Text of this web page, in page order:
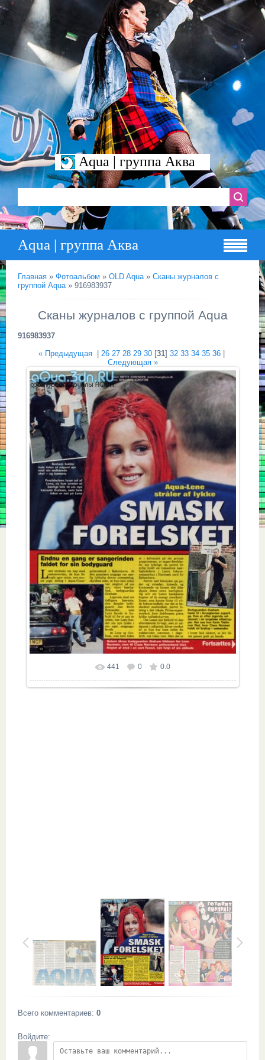
Aqua | группа Аква
Aqua | группа Аква
Главная » Фотоальбом » OLD Aqua» Сканы журналов с
группой Aqua» 916983937
Сканы журналов с группой Aqua
916983937
« Предыдущая| 26 27 28 29 30[31] 32 33 34 35 36|
Следующая »
441 0 0.0
Всего комментариев: 0
Войдите: